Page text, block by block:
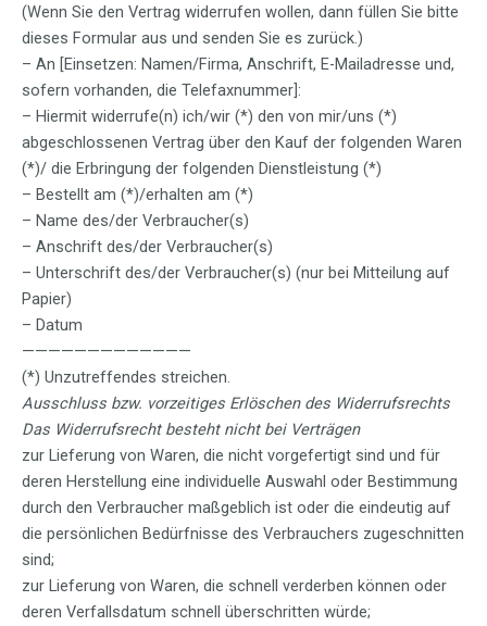
(Wenn Sie den Vertrag widerrufen wollen, dann füllen Sie bitte
dieses Formular aus und senden Sie es zurück.)
– An [Einsetzen: Namen/Firma, Anschrift, E-Mailadresse und,
sofern vorhanden, die Telefaxnummer]:
– Hiermit widerrufe(n) ich/wir (*) den von mir/uns (*)
abgeschlossenen Vertrag über den Kauf der folgenden Waren
(*)/ die Erbringung der folgenden Dienstleistung (*)
– Bestellt am (*)/erhalten am (*)
– Name des/der Verbraucher(s)
– Anschrift des/der Verbraucher(s)
– Unterschrift des/der Verbraucher(s) (nur bei Mitteilung auf
Papier)
– Datum
—————————————
(*) Unzutreffendes streichen.
Ausschluss bzw. vorzeitiges Erlöschen des Widerrufsrechts
Das Widerrufsrecht besteht nicht bei Verträgen
zur Lieferung von Waren, die nicht vorgefertigt sind und für
deren Herstellung eine individuelle Auswahl oder Bestimmung
durch den Verbraucher maßgeblich ist oder die eindeutig auf
die persönlichen Bedürfnisse des Verbrauchers zugeschnitten
sind;
zur Lieferung von Waren, die schnell verderben können oder
deren Verfallsdatum schnell überschritten würde;